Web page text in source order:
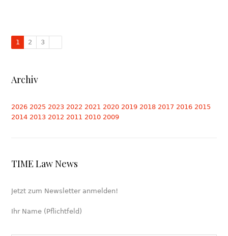
1 2 3
Archiv
2026 2025 2023 2022 2021 2020 2019 2018 2017 2016 2015
2014 2013 2012 2011 2010 2009
TIME Law News
Jetzt zum Newsletter anmelden!
Ihr Name (Pflichtfeld)